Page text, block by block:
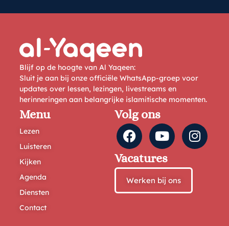
Blijf op de hoogte van Al Yaqeen:
Sluit je aan bij onze officiële WhatsApp-groep voor
updates over lessen, lezingen, livestreams en
herinneringen aan belangrijke islamitische momenten.
Menu
Lezen
Luisteren
Kijken
Agenda
Diensten
Contact
Volg ons
Vacatures
Werken bij ons